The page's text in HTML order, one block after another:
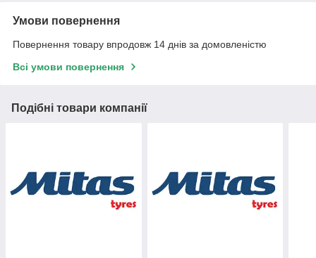
Умови повернення
Повернення товару впродовж 14 днів за домовленістю
Всі умови повернення
Подібні товари компанії